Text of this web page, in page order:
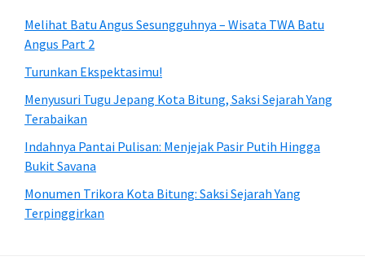
Melihat Batu Angus Sesungguhnya – Wisata TWA Batu
Angus Part 2
Turunkan Ekspektasimu!
Menyusuri Tugu Jepang Kota Bitung, Saksi Sejarah Yang
Terabaikan
Indahnya Pantai Pulisan: Menjejak Pasir Putih Hingga
Bukit Savana
Monumen Trikora Kota Bitung: Saksi Sejarah Yang
Terpinggirkan